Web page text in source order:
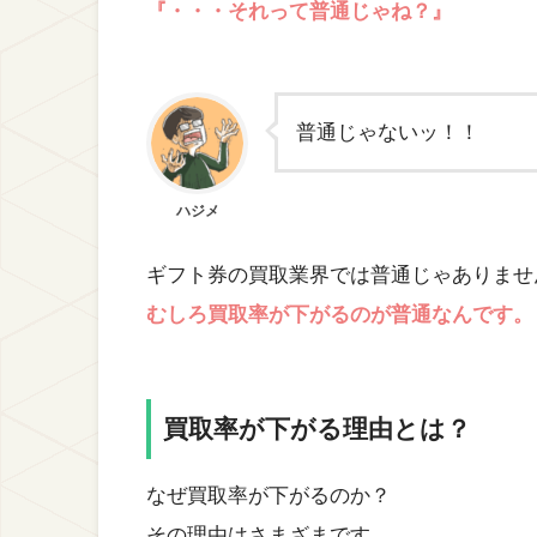
『・・・それって普通じゃね？』
ハジメ
普通じゃないッ！！
ギフト券の買取業界では普通じゃありま
むしろ買取率が下がるのが普通なんです。
買取率が下がる理由とは？
なぜ買取率が下がるのか？